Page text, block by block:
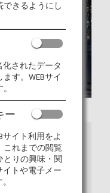
できるようにし
化されたデータ
す。WEBサイ
ー
サイト利用をよ
これまでの閲覧
とりの興味・関
イトや電子メー